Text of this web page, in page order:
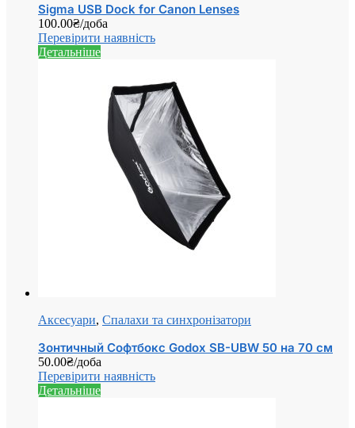
Sigma USB Dock for Canon Lenses
100.00₴/доба
Перевірити наявність
Детальніше
Аксесуари, Спалахи та синхронізатори
Зонтичный Софтбокс Godox SB-UBW 50 на 70 см
50.00₴/доба
Перевірити наявність
Детальніше